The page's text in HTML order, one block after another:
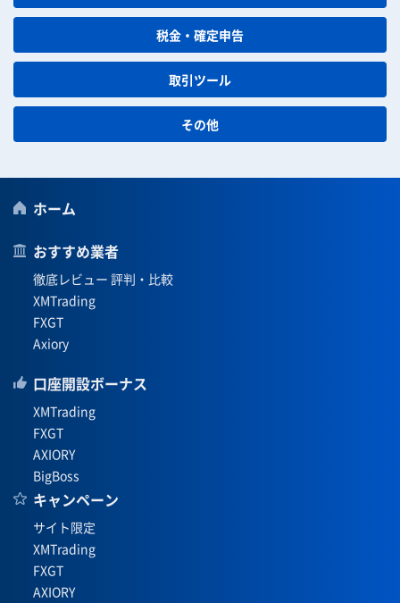
税金・確定申告
取引ツール
その他
ホーム
おすすめ業者
徹底レビュー 評判・比較
XMTrading
FXGT
Axiory
口座開設ボーナス
XMTrading
FXGT
AXIORY
BigBoss
キャンペーン
サイト限定
XMTrading
FXGT
AXIORY